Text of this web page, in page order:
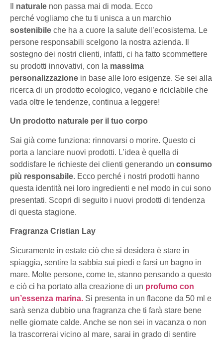
naturale non passa mai di moda. Ecco
perché vogliamo che tu ti unisca a un marchio
sostenibile che ha a cuore la salute dell’ecosistema. Le
persone responsabili scelgono la nostra azienda. Il
sostegno dei nostri clienti, infatti, ci ha fatto scommettere
su prodotti innovativi, con la massima
personalizzazione in base alle loro esigenze. Se sei alla
ricerca di un prodotto ecologico, vegano e riciclabile che
vada oltre le tendenze, continua a leggere!
Un prodotto naturale per il tuo corpo
Sai già come funziona: rinnovarsi o morire. Questo ci
porta a lanciare nuovi prodotti. L’idea è quella di
soddisfare le richieste dei clienti generando un consumo
più responsabile. Ecco perché i nostri prodotti hanno
questa identità nei loro ingredienti e nel modo in cui sono
presentati. Scopri di seguito i nuovi prodotti di tendenza
di questa stagione.
Fragranza Cristian Lay
Sicuramente in estate ciò che si desidera è stare in
spiaggia, sentire la sabbia sui piedi e farsi un bagno in
mare. Molte persone, come te, stanno pensando a questo
e ciò ci ha portato alla creazione di un profumo con
un’essenza marina. Si presenta in un flacone da 50 ml e
sarà senza dubbio una fragranza che ti farà stare bene
nelle giornate calde. Anche se non sei in vacanza o non
la trascorrerai vicino al mare, sarai in grado di sentire